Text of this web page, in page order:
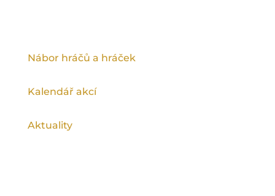
Nábor hráčů a hráček
Kalendář akcí
Aktuality